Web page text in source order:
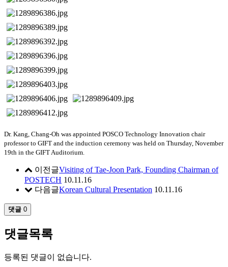
Dr. Kang, Chang-Oh was appointed POSCO Technology Innovation chair
professor to GIFT and the induction ceremony was held on Thursday, November
19th in the GIFT Auditorium.
이전글Visiting of Tae-Joon Park, Founding Chairman of
POSTECH 10.11.16
다음글Korean Cultural Presentation 10.11.16
댓글 0
댓글목록
등록된 댓글이 없습니다.